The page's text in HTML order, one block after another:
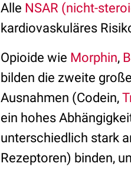
Alle NSAR (nicht-
kardiovaskuläres
Opioide wie Morphin,
bilden die zweite
Ausnahmen (Codein,
ein hohes
unterschiedlich stark
Rezeptoren) binden,